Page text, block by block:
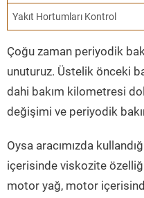
Yakıt Hortumları Kontrol
Çoğu zaman periyodik
unuturuz. Üstelik önceki
dahi bakım kilometresi
değişimi ve periyodik
Oysa aracımızda
içerisinde viskozite
motor yağ, motor